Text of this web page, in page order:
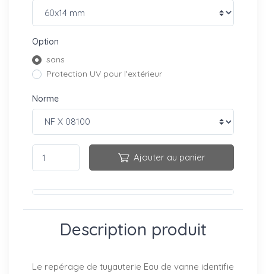
Option
sans
Protection UV pour l'extérieur
Norme
Ajouter au panier
Description produit
Le repérage de tuyauterie Eau de vanne identifie